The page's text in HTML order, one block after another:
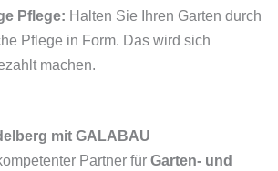
Pflege: Halten Sie Ihren Garten durch
Pflege in Form. Das wird sich
machen.
mit GALABAU
Partner für Garten- und